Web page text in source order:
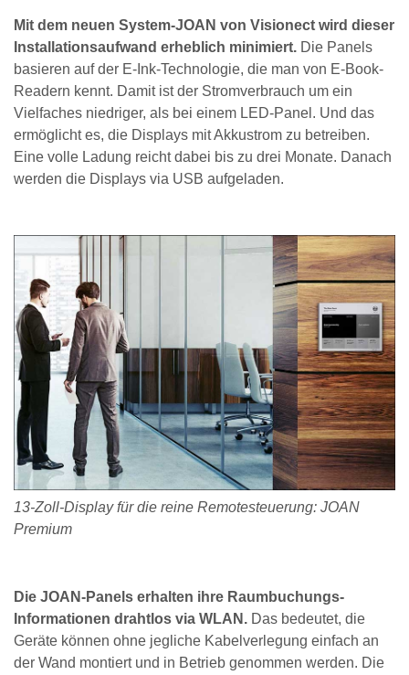
Mit dem neuen System-JOAN von Visionect wird dieser
Installationsaufwand erheblich minimiert. Die Panels
basieren auf der E-Ink-Technologie, die man von E-Book-
Readern kennt. Damit ist der Stromverbrauch um ein
Vielfaches niedriger, als bei einem LED-Panel. Und das
ermöglicht es, die Displays mit Akkustrom zu betreiben.
Eine volle Ladung reicht dabei bis zu drei Monate. Danach
werden die Displays via USB aufgeladen.
13-Zoll-Display für die reine Remotesteuerung: JOAN
Premium
Die JOAN-Panels erhalten ihre Raumbuchungs-
Informationen drahtlos via WLAN. Das bedeutet, die
Geräte können ohne jegliche Kabelverlegung einfach an
der Wand montiert und in Betrieb genommen werden. Die